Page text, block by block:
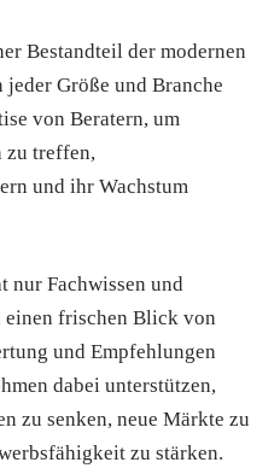
Bestandteil der modernen
Größe und Branche
von Beratern, um
zu treffen,
und ihr Wachstum
nur Fachwissen und
einen frischen Blick von
und Empfehlungen
dabei unterstützen,
zu senken, neue Märkte zu
zu stärken.